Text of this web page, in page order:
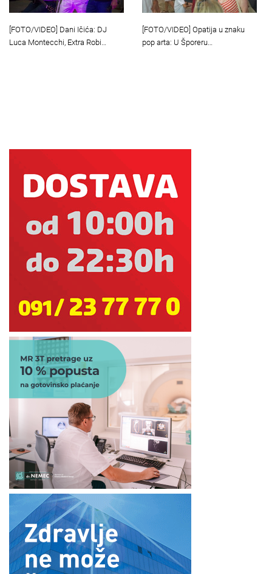
[FOTO/VIDEO] Dani Ičića: DJ
Luca Montecchi, Extra Robi…
[FOTO/VIDEO] Opatija u znaku
pop arta: U Šporeru…